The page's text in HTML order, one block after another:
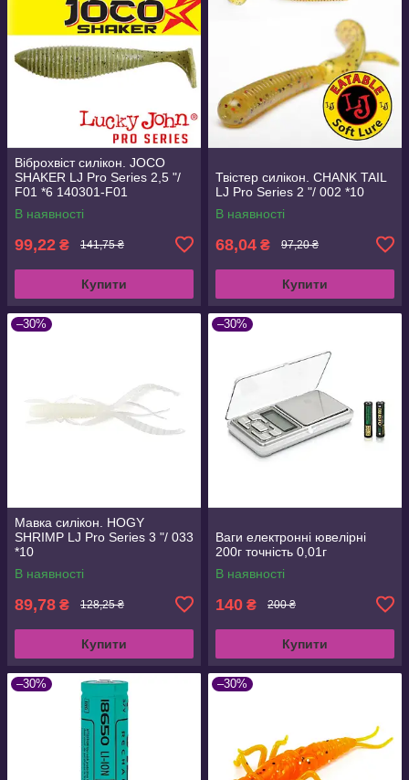
Віброхвіст силікон. JOCO
SHAKER LJ Pro Series 2,5 "/
F01 *6 140301-F01
В наявності
99,22 ₴ 141,75 ₴
Купити
Твістер силікон. CHANK TAIL
LJ Pro Series 2 "/ 002 *10
В наявності
68,04 ₴ 97,20 ₴
Купити
–30%
Мавка силікон. HOGY
SHRIMP LJ Pro Series 3 "/ 033
*10
В наявності
89,78 ₴ 128,25 ₴
Купити
–30%
Ваги електронні ювелірні
200г точність 0,01г
В наявності
140 ₴ 200 ₴
Купити
–30% –30%